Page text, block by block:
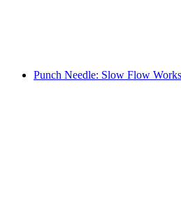
Punch Needle: Slow Flow